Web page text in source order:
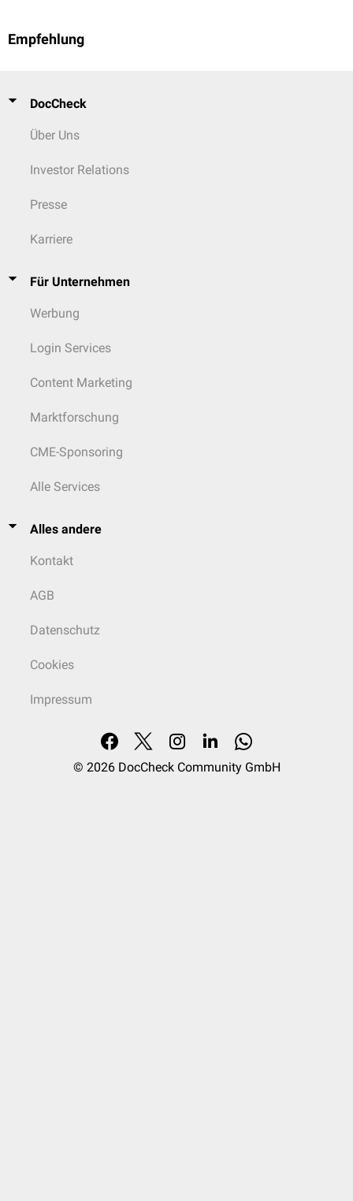
Empfehlung
DocCheck
Über Uns
Investor Relations
Presse
Karriere
Für Unternehmen
Werbung
Login Services
Content Marketing
Marktforschung
CME-Sponsoring
Alle Services
Alles andere
Kontakt
AGB
Datenschutz
Cookies
Impressum
© 2026 DocCheck Community GmbH